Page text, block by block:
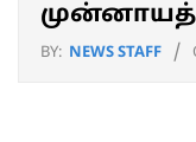
BY: NEWS STAFF